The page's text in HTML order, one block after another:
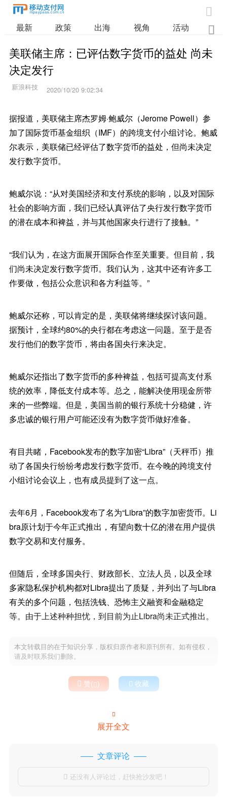

最新 政策 出海 视角 活动 业

美联储主席：已评估数字货币的益处 尚未
决定发行
2020/10/20 9:02:34
据报道，美联储主席杰罗姆·鲍威尔（Jerome Powell）参
加了国际货币基金组织（IMF）的跨境支付小组讨论。鲍威
尔表示，美联储已经评估了数字货币的益处，但尚未决定
发行数字货币。
鲍威尔说：“从对美国经济和支付系统的影响，以及对国际
社会的影响方面，我们已经认真评估了央行发行数字货币
的潜在成本和裨益，并与其他国家央行进行了接触。”
“我们认为，在这方面展开国际合作至关重要。但目前，我
们尚未决定发行数字货币。我们认为，这其中还有许多工
作要做，包括公众意识和各方利益等。”
鲍威尔还称，可以肯定的是，美联储将继续探讨该问题。
据预计，全球约80%的央行都在考虑这一问题。至于是否
发行他们的数字货币，将由各国央行来决定。
鲍威尔还指出了数字货币的多种裨益，包括可提高支付系
统的效率，降低支付成本等。总之，能解决使用现金所带
来的一些弊端。但是，美国当前的银行系统十分稳健，许
多忠诚的银行用户可能还没有为数字货币做好准备。
有目共睹，Facebook发布的数字加密“Libra”（天秤币）推
动了各国央行纷纷考虑发行数字货币。在今晚的跨境支付
小组讨论会议上，也有成员提到了这一点。
去年6月，Facebook发布了名为“Libra”的数字加密货币。Li
bra原计划于今年正式推出，有望向数十亿的潜在用户提供
数字交易和支付服务。
但随后，全球多国央行、财政部长、立法人员，以及全球
多家隐私保护机构都对Libra提出了质疑，并列出了与Libra
有关的多个问题，包括洗钱、恐怖主义融资和金融稳定
等。由于上述种种担忧，到目前为止Libra尚未正式推出。
本文转载目的在于知识分享，版权归原作者和原刊所有。如有侵权，
请及时联系我们删除。
 赞()  收藏

展开全文
文章评论
 还没有人评论过，赶快抢沙发吧！